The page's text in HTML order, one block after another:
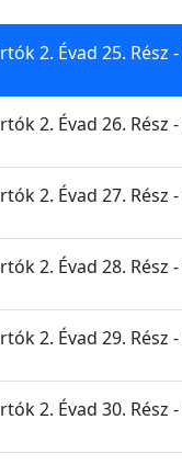
2. Évad 25.
2. Évad 26. Rész
2. Évad 27. Rész
2. Évad 28. Rész
2. Évad 29. Rész
2. Évad 30. Rész